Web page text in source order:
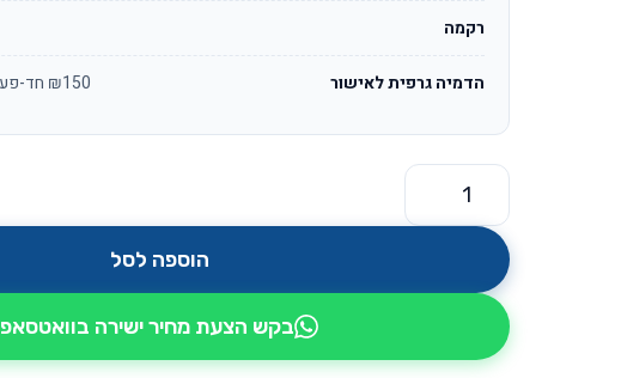
רקמה
הדמיה גרפית לאישור ₪150 חד-פעמי, חינם ללקוחות פעילים
כמות של דה וינצ'י OS850
הוספה לסל
בקש הצעת מחיר ישירה בוואטסאפ